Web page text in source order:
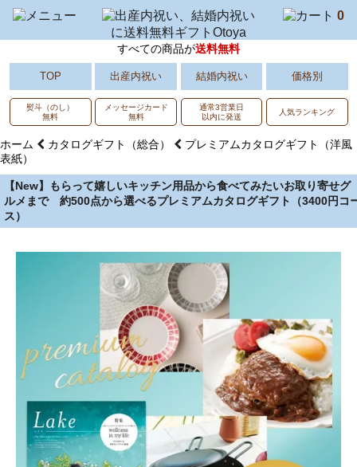
0
すべての商品が送料無料
TOP 出産内祝い 結婚内祝い 価格別
熨斗（のし）
無料
メッセージカード
無料
通常3営業日
以内に発送
人気ランキング
ホーム カタログギフト（総合）
プレミアムカタログギフト（洋風
表紙）
【New】もらって嬉しいキッチン用品から食べてみたいお取り寄せグ
ルメまで 約500点から選べるプレミアムカタログギフト（3400円コ
ス）